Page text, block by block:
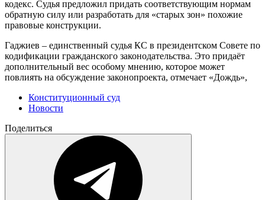
кодекс. Судья предложил придать соответствующим нормам
обратную силу или разработать для «старых зон» похожие
правовые конструкции.
Гаджиев – единственный судья КС в президентском Совете по
кодификации гражданского законодательства. Это придаёт
дополнительный вес особому мнению, которое может
повлиять на обсуждение законопроекта, отмечает «Дождь»,
Конституционный суд
Новости
Поделиться